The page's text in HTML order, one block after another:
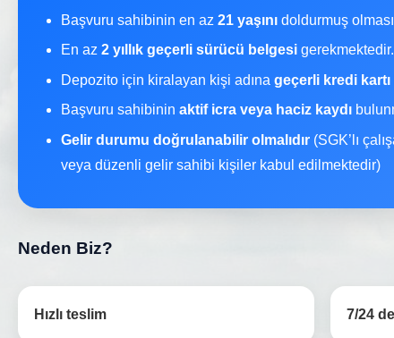
Başvuru sahibinin en az 21 yaşını doldurmuş
En az 2 yıllık geçerli sürücü belgesi gerekmektedir.
Depozito için kiralayan kişi adına geçerli kredi kartı
Başvuru sahibinin aktif icra veya haciz kaydı
Gelir durumu doğrulanabilir olmalıdır (SGK’lı
veya düzenli gelir sahibi kişiler kabul edilmektedir)
Neden Biz?
Hızlı teslim 7/24